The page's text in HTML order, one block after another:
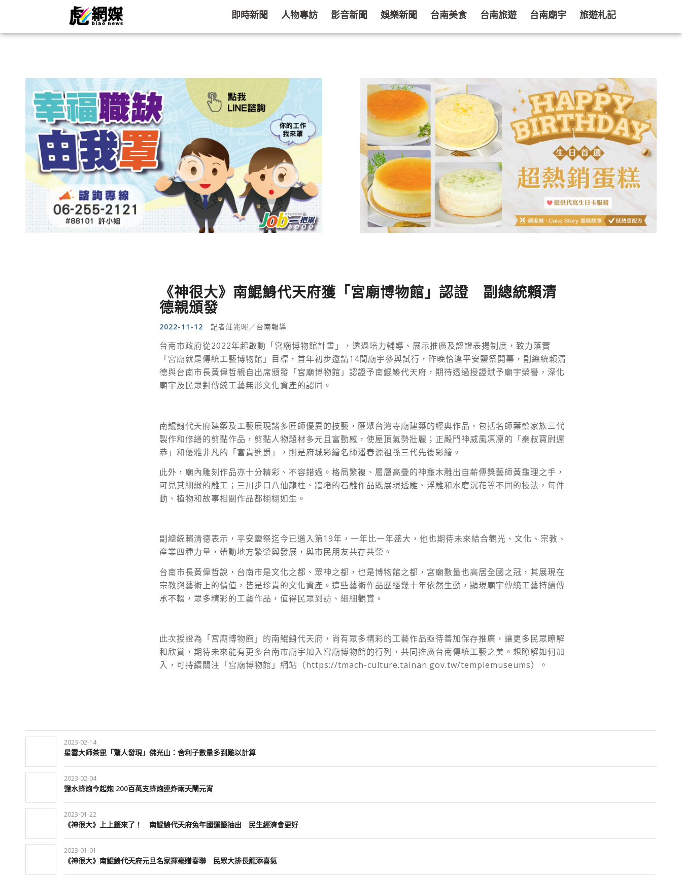
即時新聞 人物專訪 影音新聞 娛樂新聞 台南美食 台南旅遊 台南廟宇 旅遊札記
《神很大》南鯤鯓代天府獲「宮廟博物館」認證 副總統賴清
德親頒發
2022-11-12 記者莊兆暉／台南報導
台南市政府從2022年起啟動「宮廟博物館計畫」，透過培力輔導、展示推廣及認證表揚制度，致力落實
「宮廟就是傳統工藝博物館」目標，首年初步邀請14間廟宇參與試行，昨晚恰逢平安鹽祭開幕，副總統賴清
德與台南市長黃偉哲親自出席頒發「宮廟博物館」認證予南鯤鯓代天府，期待透過授證賦予廟宇榮譽，深化
廟宇及民眾對傳統工藝無形文化資產的認同。
南鯤鯓代天府建築及工藝展現諸多匠師優異的技藝，匯聚台灣寺廟建築的經典作品，包括名師葉鬃家族三代
製作和修繕的剪黏作品，剪黏人物題材多元且富動感，使屋頂氣勢壯麗；正殿門神威風凜凜的「秦叔寶尉遲
恭」和優雅非凡的「富貴進爵」，則是府城彩繪名師潘春源祖孫三代先後彩繪。
此外，廟內雕刻作品亦十分精彩、不容錯過。格局繁複、層層高疊的神龕木雕出自薪傳獎藝師黃龜理之手，
可見其細緻的雕工；三川步口八仙龍柱、牆堵的石雕作品既展現透雕、浮雕和水磨沉花等不同的技法，每件
動、植物和故事相關作品都栩栩如生。
副總統賴清德表示，平安鹽祭迄今已邁入第19年，一年比一年盛大，他也期待未來結合觀光、文化、宗教、
產業四種力量，帶動地方繁榮與發展，與市民朋友共存共榮。
台南市長黃偉哲說，台南市是文化之都、眾神之都，也是博物館之都，宮廟數量也高居全國之冠，其展現在
宗教與藝術上的價值，皆是珍貴的文化資產。這些藝術作品歷經幾十年依然生動，顯現廟宇傳統工藝持續傳
承不輟，眾多精彩的工藝作品，值得民眾到訪、細細觀賞。
此次授證為「宮廟博物館」的南鯤鯓代天府，尚有眾多精彩的工藝作品亟待善加保存推廣，讓更多民眾瞭解
和欣賞，期待未來能有更多台南市廟宇加入宮廟博物館的行列，共同推廣台南傳統工藝之美。想瞭解如何加
入，可持續關注「宮廟博物館」網站（https://tmach-culture.tainan.gov.tw/templemuseums）。
2023-02-14
星雲大師茶毘「驚人發現」佛光山：舍利子數量多到難以計算
2023-02-04
鹽水蜂炮今起炮 200百萬支蜂炮連炸兩天鬧元宵
2023-01-22
《神很大》上上籤來了！ 南鯤鯓代天府兔年國運籤抽出 民生經濟會更好
2023-01-01
《神很大》南鯤鯓代天府元旦名家揮毫贈春聯 民眾大排長龍添喜氣